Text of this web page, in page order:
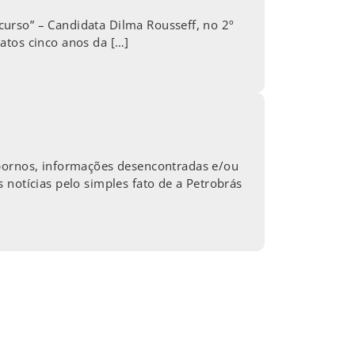
– Candidata Dilma Rousseff, no 2º
cinco anos da […]
informações desencontradas e/ou
pelo simples fato de a Petrobrás